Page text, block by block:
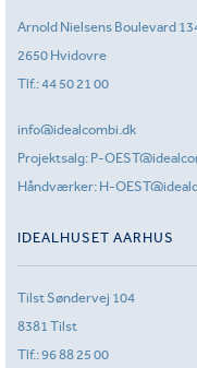
Arnold Nielsens Boulevard
2650 Hvidovre
Tlf.:44 50 21 00
info@idealcombi.dk
Projektsalg: P-
Håndværker: H-
IDEALHUSET AARHUS
Tilst Søndervej 104
8381 Tilst
Tlf.:96 88 25 00